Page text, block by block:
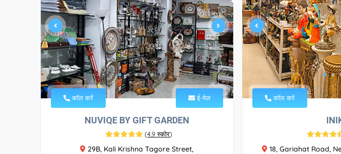
कॉल करें ई-मेल
NUVIQE BY GIFT GARDEN
(4.9 स्कोर)
29B, Kali Krishna Tagore Street,
कॉल करें
18, Gariahat Road,